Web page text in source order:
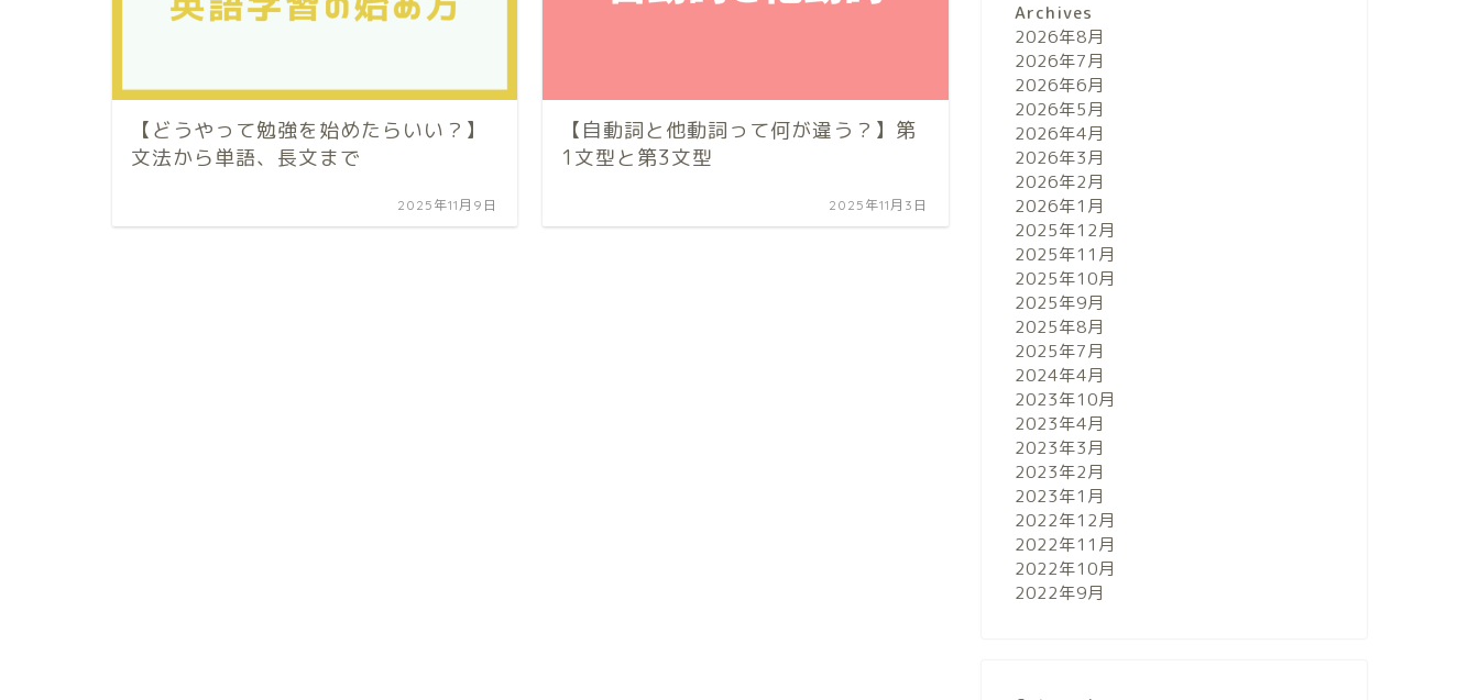
【どうやって勉強を始めたらいい？】
文法から単語、長文まで
2025年11月9日
【自動詞と他動詞って何が違う？】第
1文型と第3文型
2025年11月3日
Archives
2026年8月
2026年7月
2026年6月
2026年5月
2026年4月
2026年3月
2026年2月
2026年1月
2025年12月
2025年11月
2025年10月
2025年9月
2025年8月
2025年7月
2024年4月
2023年10月
2023年4月
2023年3月
2023年2月
2023年1月
2022年12月
2022年11月
2022年10月
2022年9月